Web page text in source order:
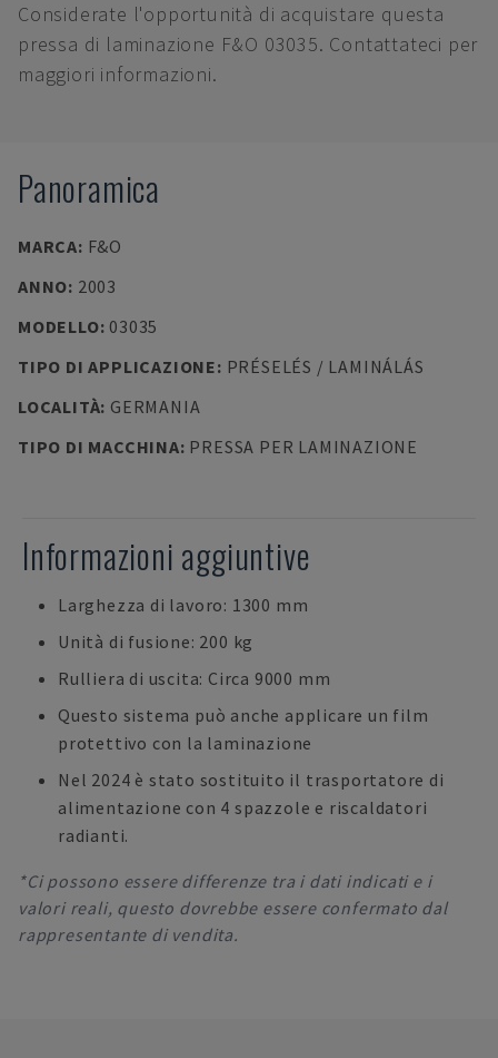
Considerate l'opportunità di acquistare questa
pressa di laminazione F&O 03035. Contattateci per
maggiori informazioni.
Panoramica
MARCA: F&O
ANNO: 2003
MODELLO: 03035
TIPO DI APPLICAZIONE: PRÉSELÉS / LAMINÁLÁS
LOCALITÀ: GERMANIA
TIPO DI MACCHINA: PRESSA PER LAMINAZIONE
Informazioni aggiuntive
Larghezza di lavoro: 1300 mm
Unità di fusione: 200 kg
Rulliera di uscita: Circa 9000 mm
Questo sistema può anche applicare un film
protettivo con la laminazione
Nel 2024 è stato sostituito il trasportatore di
alimentazione con 4 spazzole e riscaldatori
radianti.
*Ci possono essere differenze tra i dati indicati e i
valori reali, questo dovrebbe essere confermato dal
rappresentante di vendita.